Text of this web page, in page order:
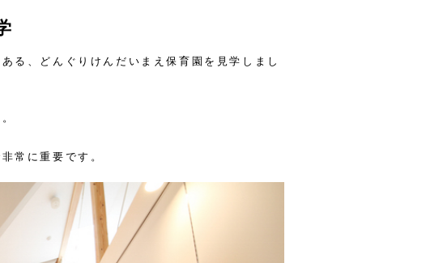
る、どんぐりけんだいまえ保育園を見学しまし
常に重要です。